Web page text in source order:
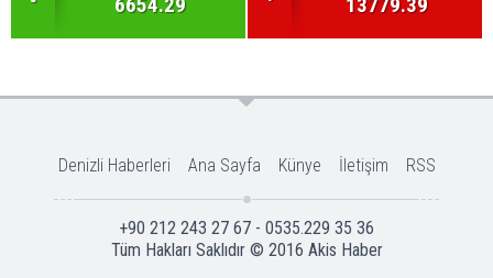
6654.29 13779.39
Denizli Haberleri Ana Sayfa Künye İletişim RSS
+90 212 243 27 67 - 0535.229 35 36
Tüm Hakları Saklıdır © 2016 Akis Haber